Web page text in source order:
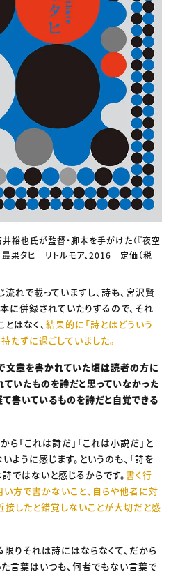
裕也氏が監督・脚本を手がけた（『夜空
最果タヒ リトルモア、2016 定価（税
れで載っていますし、詩も、宮沢賢
に併録されていたりするので、それ
はなく、結果的に「詩とはどういう
たずに過ごしていました。
章を書かれていた頃は読者の方に
いたものを詩だと思っていなかった
書いているものを詩だと自覚できる
ら「これは詩だ」「これは小説だ」と
ように感じます。というのも、「詩を
ではないと感じるからです。書く行
方で書かないこと、自らや他者に対
接したと錯覚しないことが大切だと感
りそれは詩にはならなくて、だから
言葉はいつも、何者でもない言葉で